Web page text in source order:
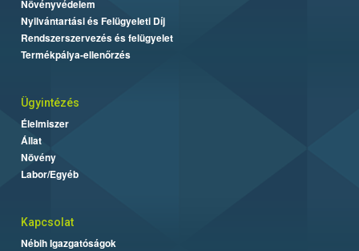
Növényvédelem
Nyilvántartási és Felügyeleti Díj
Rendszerszervezés és felügyelet
Termékpálya-ellenőrzés
Ügyintézés
Élelmiszer
Állat
Növény
Labor/Egyéb
Kapcsolat
Nébih Igazgatóságok